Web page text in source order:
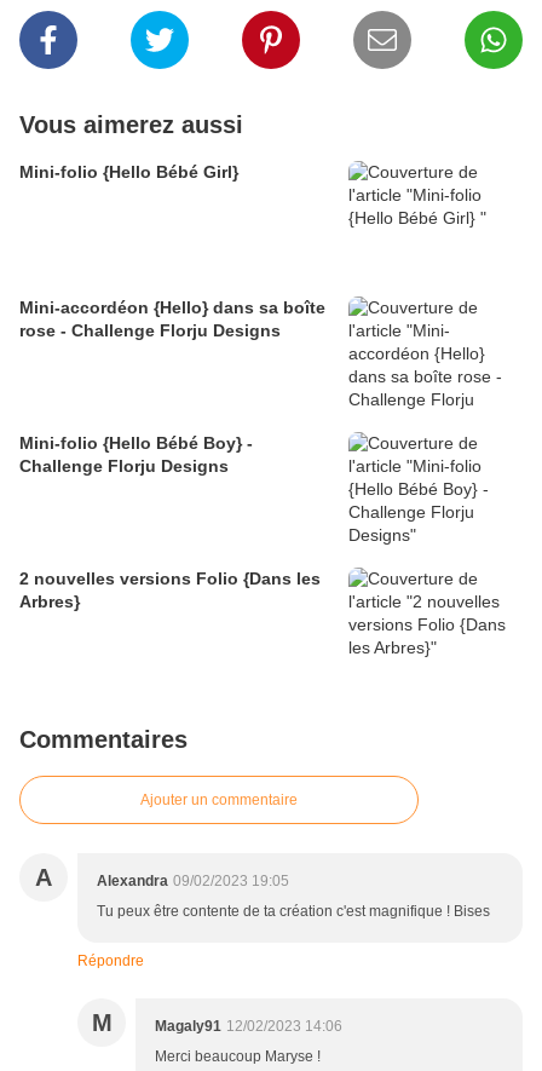
Vous aimerez aussi
Mini-folio {Hello Bébé Girl}
Mini-accordéon {Hello} dans sa boîte
rose - Challenge Florju Designs
Mini-folio {Hello Bébé Boy} -
Challenge Florju Designs
2 nouvelles versions Folio {Dans les
Arbres}
Commentaires
Ajouter un commentaire
A Alexandra 09/02/2023 19:05
Tu peux être contente de ta création c'est magnifique ! Bises
Répondre
M Magaly91 12/02/2023 14:06
Merci beaucoup Maryse !